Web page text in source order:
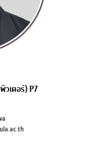
วเตอร์) P7